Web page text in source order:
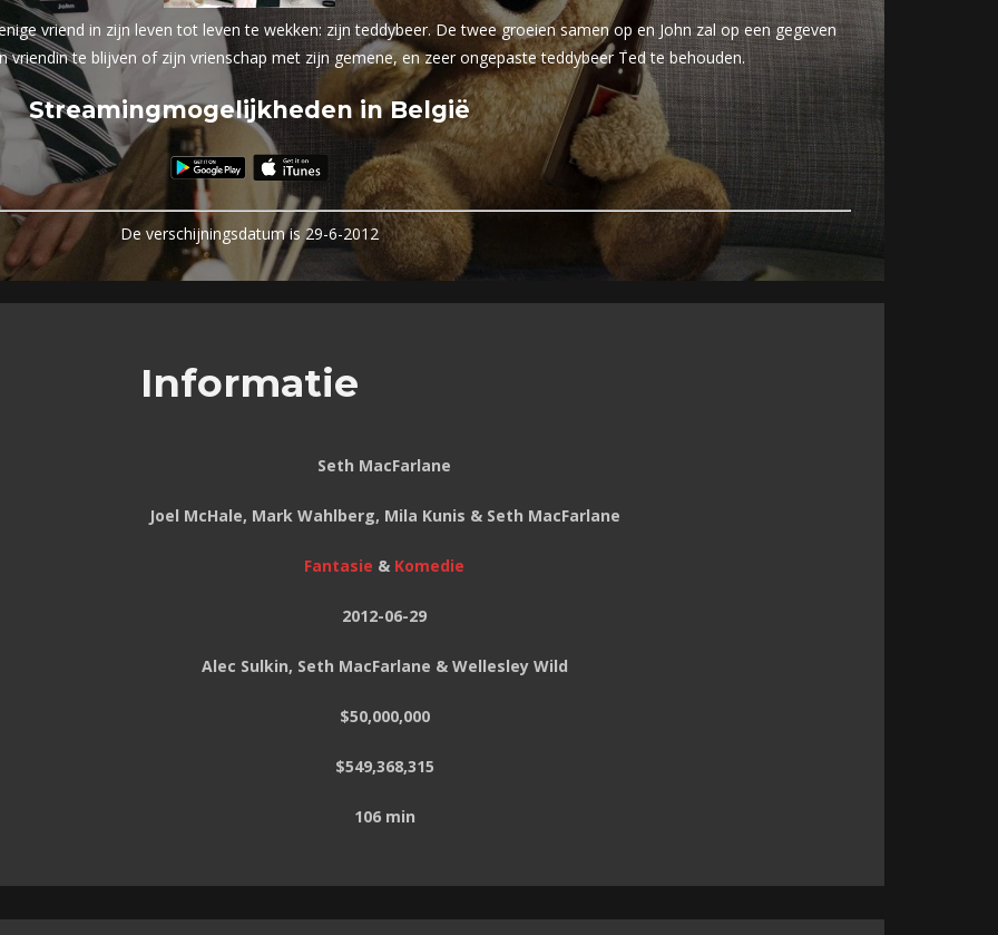
vriend in zijn leven tot leven te wekken: zijn teddybeer. De twee groeien samen op en John zal op een gegeven
te blijven of zijn vrienschap met zijn gemene, en zeer ongepaste teddybeer Ted te behouden.
Streamingmogelijkheden in België
De verschijningsdatum is 29-6-2012
Informatie
Seth MacFarlane
Joel McHale, Mark Wahlberg, Mila Kunis & Seth MacFarlane
Fantasie & Komedie
2012-06-29
Alec Sulkin, Seth MacFarlane & Wellesley Wild
$50,000,000
$549,368,315
106 min